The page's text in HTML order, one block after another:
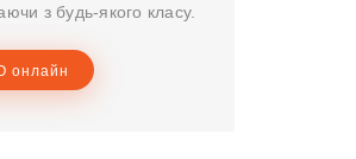
з будь-якого класу.
онлайн